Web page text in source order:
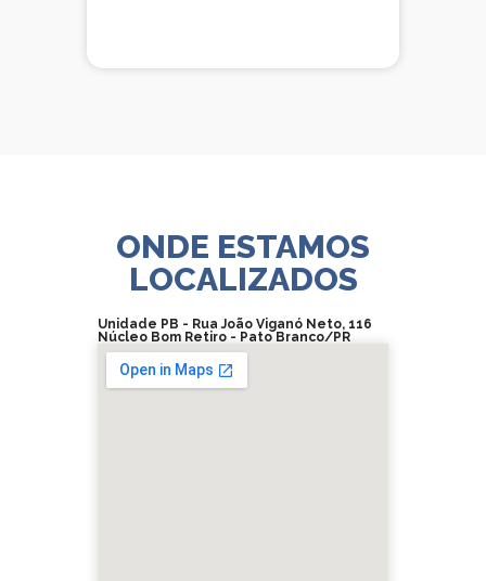
ONDE ESTAMOS
LOCALIZADOS
Unidade PB - Rua João Viganó Neto, 116
Núcleo Bom Retiro​ - Pato Branco/PR